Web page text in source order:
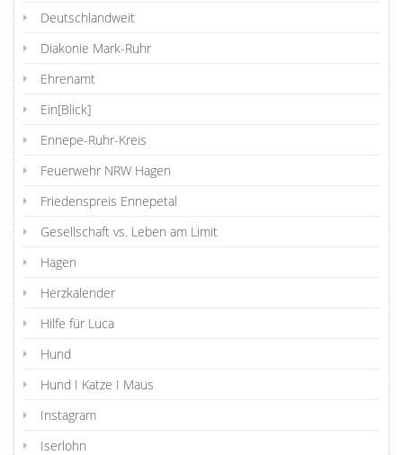
Deutschlandweit
Diakonie Mark-Ruhr
Ehrenamt
Ein[Blick]
Ennepe-Ruhr-Kreis
Feuerwehr NRW Hagen
Friedenspreis Ennepetal
Gesellschaft vs. Leben am Limit
Hagen
Herzkalender
Hilfe für Luca
Hund
Hund I Katze I Maus
Instagram
Iserlohn